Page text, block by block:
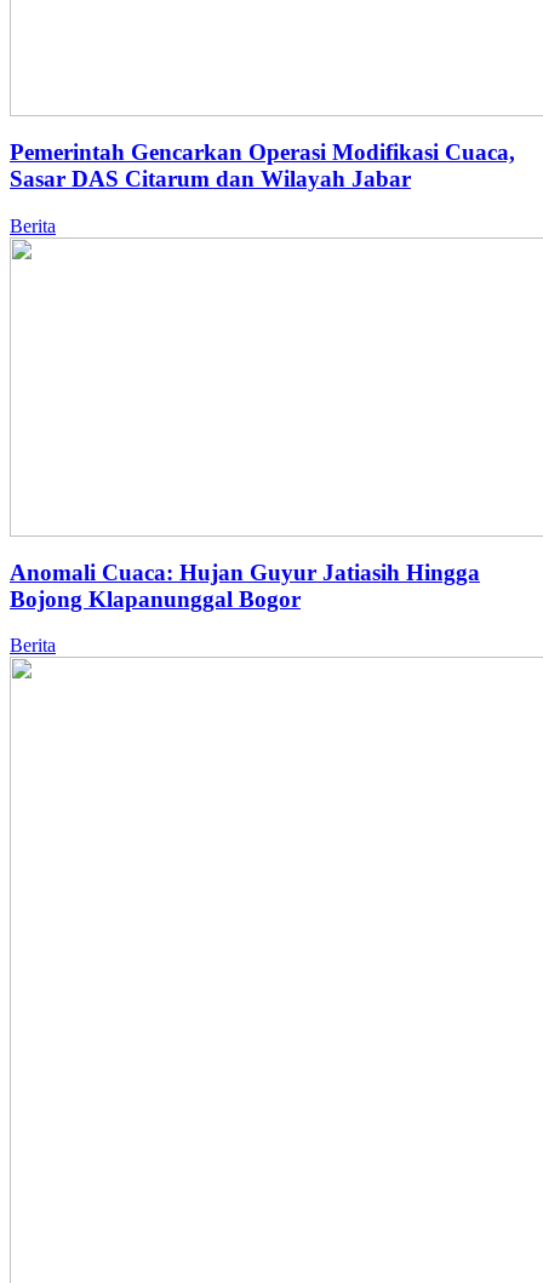
Pemerintah Gencarkan Operasi Modifikasi Cuaca,
Sasar DAS Citarum dan Wilayah Jabar
Berita
Anomali Cuaca: Hujan Guyur Jatiasih Hingga
Bojong Klapanunggal Bogor
Berita